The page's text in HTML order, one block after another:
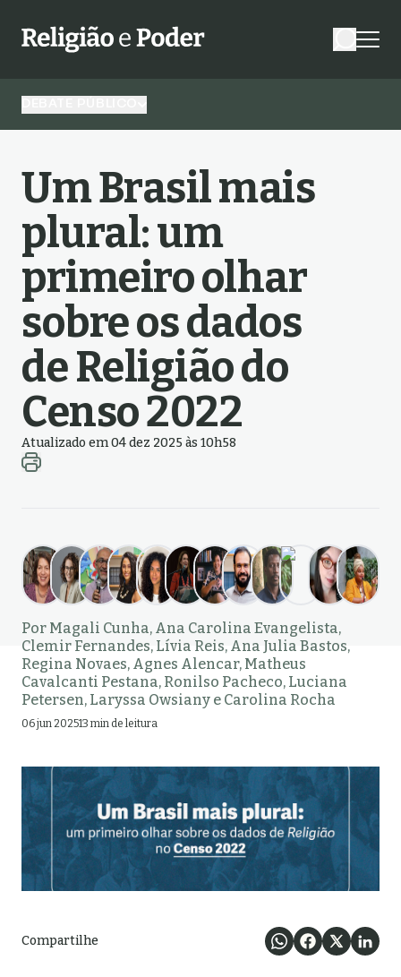
Um Brasil mais
plural: um
primeiro olhar
sobre os dados
de Religião do
Censo 2022
Atualizado em 04 dez 2025 às 10h58
Por Magali Cunha, Ana Carolina Evangelista,
Clemir Fernandes, Lívia Reis, Ana Julia Bastos,
Regina Novaes, Agnes Alencar, Matheus
Cavalcanti Pestana, Ronilso Pacheco, Luciana
Petersen, Laryssa Owsiany e Carolina Rocha
06 jun 202513 min de leitura
Compartilhe